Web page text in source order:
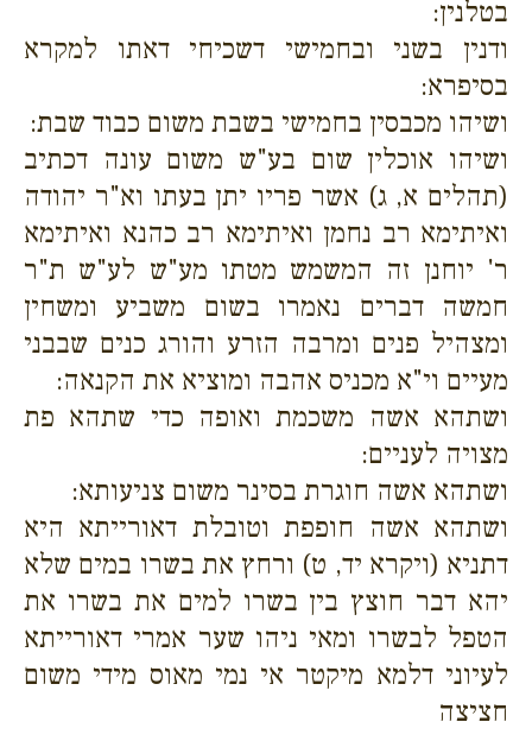
בטלנין:
ודנין בשני ובחמישי דשכיחי דאתו למקרא
בסיפרא:
ושיהו מכבסין בחמישי בשבת משום כבוד שבת:
ושיהו אוכלין שום בע"ש משום עונה דכתיב
(תהלים א, ג) אשר פריו יתן בעתו וא"ר יהודה
ואיתימא רב נחמן ואיתימא רב כהנא ואיתימא
ר' יוחנן זה המשמש מטתו מע"ש לע"ש ת"ר
חמשה דברים נאמרו בשום משביע ומשחין
ומצהיל פנים ומרבה הזרע והורג כנים שבבני
מעיים וי"א מכניס אהבה ומוציא את הקנאה:
ושתהא אשה משכמת ואופה כדי שתהא פת
מצויה לעניים:
ושתהא אשה חוגרת בסינר משום צניעותא:
ושתהא אשה חופפת וטובלת דאורייתא היא
דתניא (ויקרא יד, ט) ורחץ את בשרו במים שלא
יהא דבר חוצץ בין בשרו למים את בשרו את
הטפל לבשרו ומאי ניהו שער אמרי דאורייתא
לעיוני דלמא מיקטר אי נמי מאוס מידי משום
חציצה